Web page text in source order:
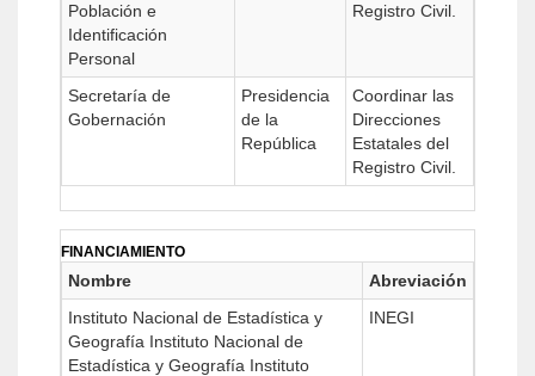
Población e
Identificación
Personal
Registro Civil.
Secretaría de
Gobernación
Presidencia
de la
República
Coordinar las
Direcciones
Estatales del
Registro Civil.
FINANCIAMIENTO
Nombre
Abreviación
Instituto Nacional de Estadística y
Geografía Instituto Nacional de
Estadística y Geografía Instituto
INEGI